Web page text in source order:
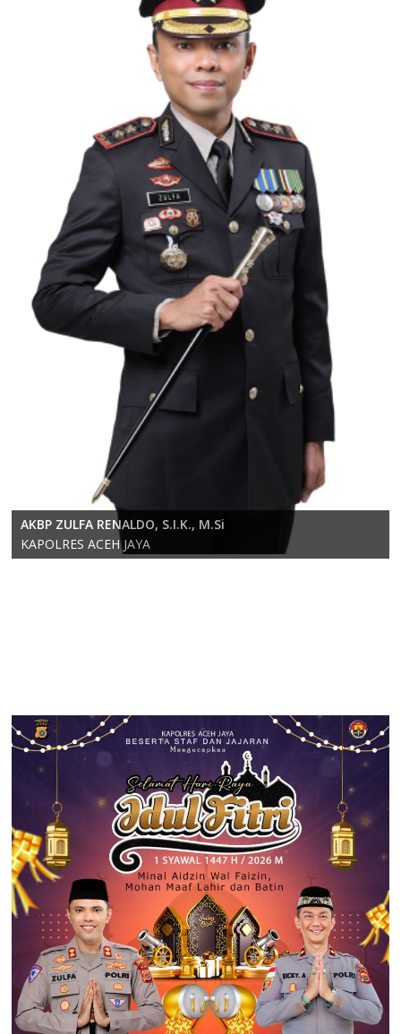
AKBP ZULFA RENALDO, S.I.K., M.Si
KAPOLRES ACEH JAYA
KOMPOL RICKY ANDRIKA, S.E., S.H., M.H.
Wakapolres Aceh Jaya